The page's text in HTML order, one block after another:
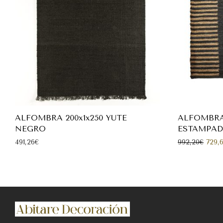
ALFOMBRA 200x1x250 YUTE
NEGRO
491,26€ 992,20€ El